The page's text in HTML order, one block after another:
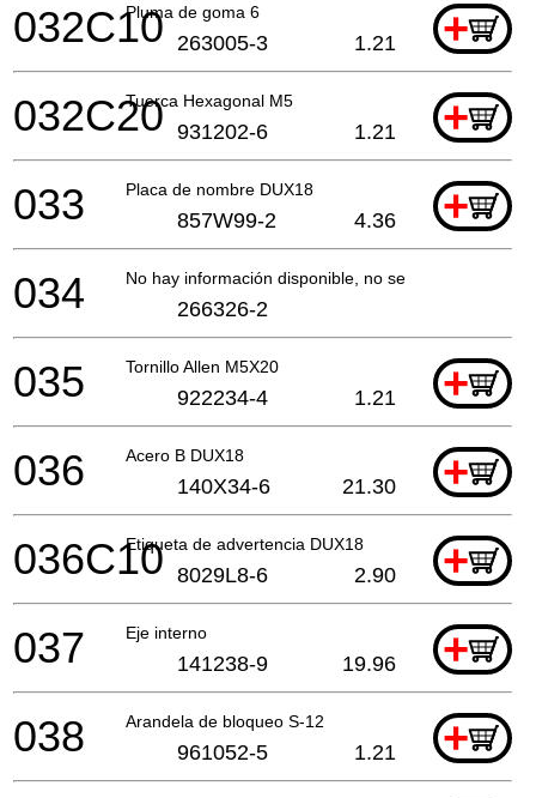
Pluma de goma 6 +
032C10 263005-3 1.21
Tuerca Hexagonal M5 +
032C20 931202-6 1.21
Placa de nombre DUX18 +
033 857W99-2 4.36
No hay información disponible, no se puede pedir
034 266326-2
Tornillo Allen M5X20 +
035 922234-4 1.21
Acero B DUX18 +
036 140X34-6 21.30
Etiqueta de advertencia DUX18 +
036C10 8029L8-6 2.90
Eje interno +
037 141238-9 19.96
Arandela de bloqueo S-12 +
038 961052-5 1.21